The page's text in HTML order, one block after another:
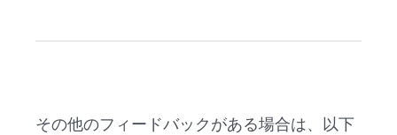
その他のフィードバックがある場合は、以下